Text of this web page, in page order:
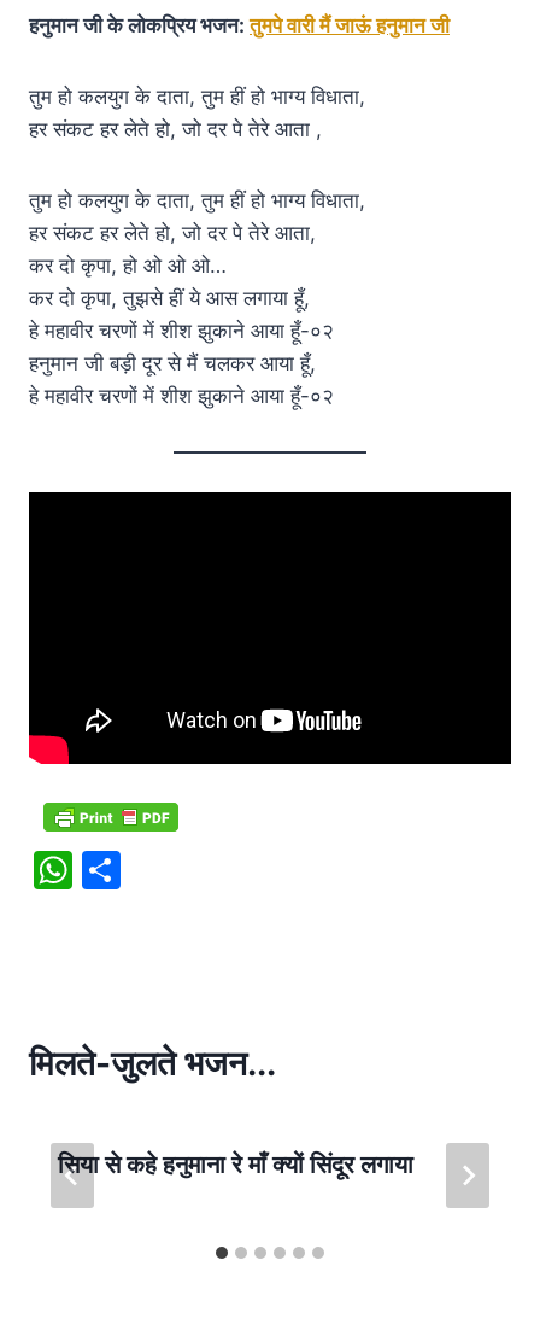
हनुमान जी के लोकप्रिय भजन:तुमपे वारी मैं जाऊं हनुमान जी
तुम हो कलयुग के दाता, तुम हीं हो भाग्य विधाता,
हर संकट हर लेते हो, जो दर पे तेरे आता ,
तुम हो कलयुग के दाता, तुम हीं हो भाग्य विधाता,
हर संकट हर लेते हो, जो दर पे तेरे आता,
कर दो कृपा, हो ओ ओ ओ…
कर दो कृपा, तुझसे हीं ये आस लगाया हूँ,
हे महावीर चरणों में शीश झुकाने आया हूँ-०२
हनुमान जी बड़ी दूर से मैं चलकर आया हूँ,
हे महावीर चरणों में शीश झुकाने आया हूँ-०२
W
p
मिलते-जुलते भजन...
सिया से कहे हनुमाना रे माँ क्यों सिंदूर लगाया